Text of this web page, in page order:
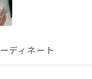
ディネート